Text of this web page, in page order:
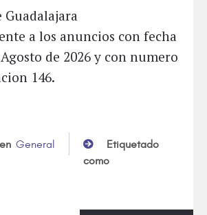
a los anuncios con fecha
de 2026 y con numero
146.
General
Etiquetado
como